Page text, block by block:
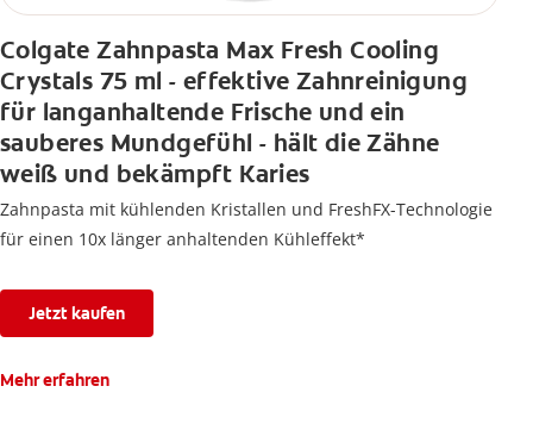
Colgate Zahnpasta Max Fresh Cooling
Crystals 75 ml - effektive Zahnreinigung
für langanhaltende Frische und ein
sauberes Mundgefühl - hält die Zähne
weiß und bekämpft Karies
Zahnpasta mit kühlenden Kristallen und FreshFX-Technologie
für einen 10x länger anhaltenden Kühleffekt*
Jetzt kaufen
Mehr erfahren